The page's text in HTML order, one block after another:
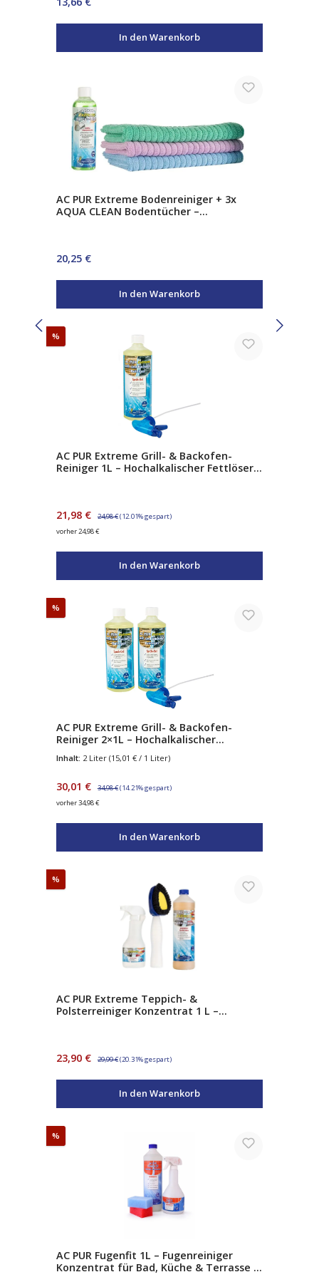
In den Warenkorb
AC PUR Extreme Bodenreiniger + 3x
AQUA CLEAN Bodentücher –
Regulärer Preis:
20,25 €
In den Warenkorb
%
AC PUR Extreme Grill- & Backofen-
Reiniger 1L – Hochalkalischer Fettlöser
Verkaufspreis:
21,98 € Regulärer Preis:
24,98 €(12.01% gespart)
vorher 24,98 €
In den Warenkorb
%
AC PUR Extreme Grill- & Backofen-
Reiniger 2×1L – Hochalkalischer
Eingebranntes & Verkrustungen – inkl.
Inhalt: 2 Liter (15,01 € / 1 Liter)
Verkaufspreis:
30,01 € Regulärer Preis:
34,98 €(14.21% gespart)
vorher 34,98 €
In den Warenkorb
%
AC PUR Extreme Teppich- &
Polsterreiniger Konzentrat 1 L –
Verkaufspreis:
23,90 € Regulärer Preis:
29,99 €(20.31% gespart)
In den Warenkorb
%
AC PUR Fugenfit 1L – Fugenreiniger
Konzentrat für Bad, Küche & Terrasse –